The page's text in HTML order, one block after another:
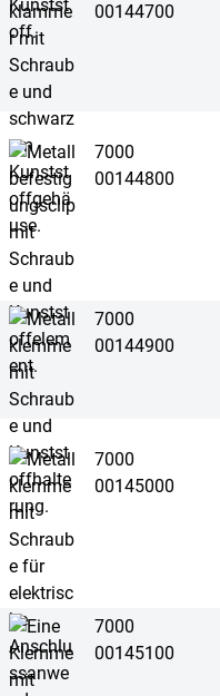
00144700
7000
00144800
7000
00144900
7000
00145000
7000
00145100